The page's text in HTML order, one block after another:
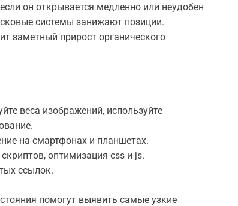
он открывается медленно или неудобен
системы занижают позиции.
заметный прирост органического
веса изображений, используйте
на смартфонах и планшетах.
оптимизация css и js.
ссылок.
помогут выявить самые узкие